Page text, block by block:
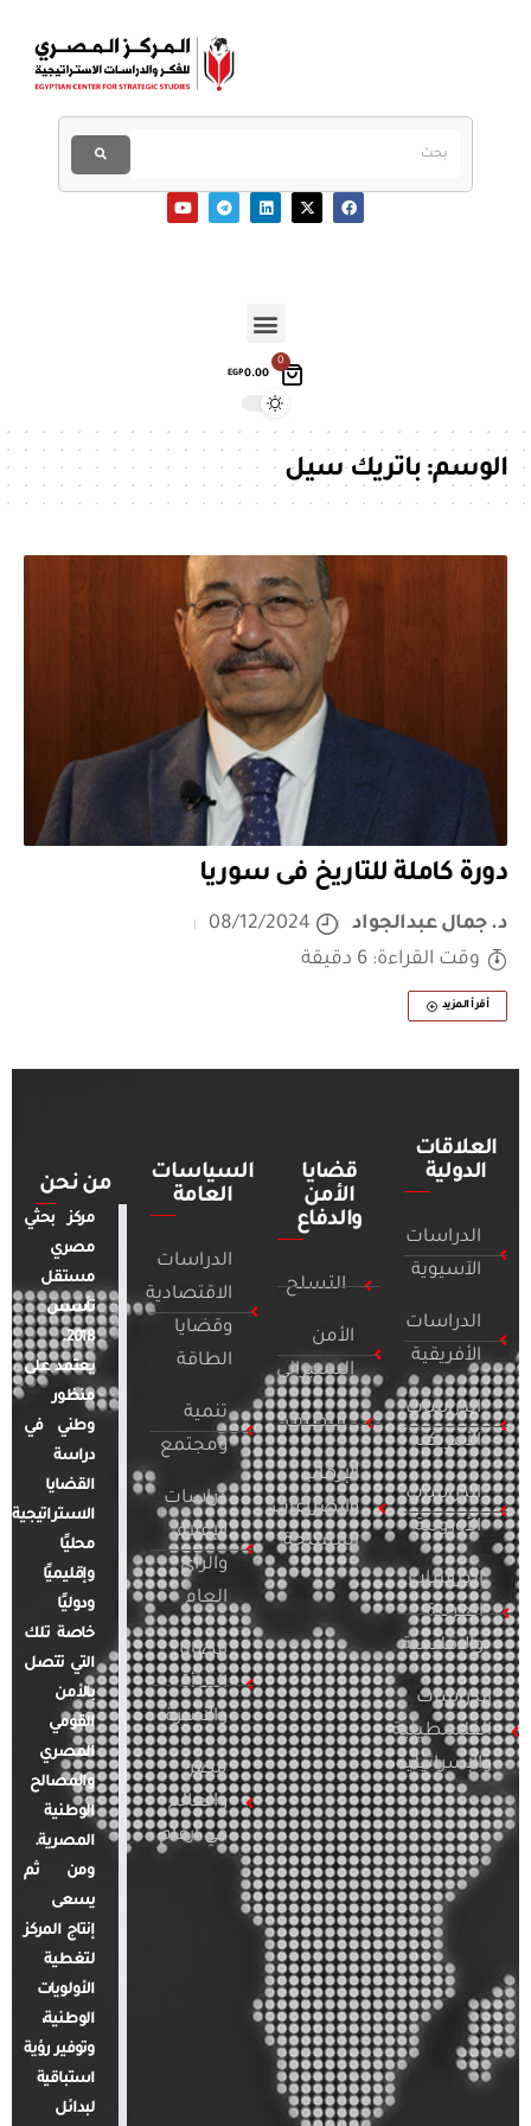
0
EGP0.00
الوسم:باتريك سيل
دورة كاملة للتاريخ فى سوريا
د. جمال عبدالجواد
08/12/2024
وقت القراءة: 6 دقيقة
أقرأ المزيد
العلاقات
الدولية
الدراسات
الآسيوية
الدراسات
الأفريقية
الدراسات
الأمريكية
الدراسات
الأوروبية
الدراسات
العربية
والإقليمية
الدراسات
الفلسطينية
والإسرائيلية
قضايا
الأمن
والدفاع
التسلح
الأمن
السيبراني
التطرف
الإرهاب
والصراعات
المسلحة
السياسات
العامة
الدراسات
الاقتصادية
وقضايا
الطاقة
تنمية
ومجتمع
دراسات
الإعلام
والرأي
العام
قضايا
المرأة
والأسرة
مصر
والعالم
في أرقام
من نحن
مركز بحثي
مصري
مستقل
تأسس
2018.
يعتمد على
منظور
وطني في
دراسة
القضايا
الاستراتيجية
محليًا
وإقليميًا
ودوليًا
خاصة تلك
التي تتصل
بالأمن
القومي
المصري
والمصالح
الوطنية
المصرية.
ومن ثم
يسعى
إنتاج المركز
لتغطية
الأولويات
الوطنية،
وتوفير رؤية
استباقية
لبدائل